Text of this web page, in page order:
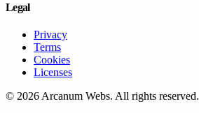
Legal
Privacy
Terms
Cookies
Licenses
© 2026 Arcanum Webs. All rights reserved.